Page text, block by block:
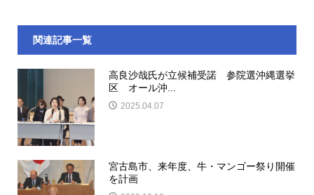
関連記事一覧
高良沙哉氏が立候補受諾 参院選沖縄選挙
区 オール沖...
2025.04.07
宮古島市、来年度、牛・マンゴー祭り開催
を計画